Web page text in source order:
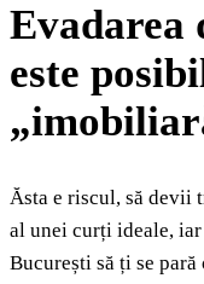
Evadarea
este
Ăsta e riscul, să devii
al unei curți ideale,
București să ți se